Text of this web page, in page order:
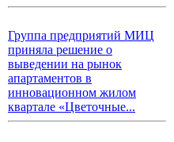
Группа предприятий МИЦ
приняла решение о
выведении на рынок
апартаментов в
инновационном жилом
квартале «Цветочные...